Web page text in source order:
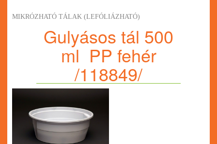
MIKRÓZHATÓ TÁLAK (LEFÓLIÁZHATÓ)
Gulyásos tál 500
ml PP fehér
/118849/